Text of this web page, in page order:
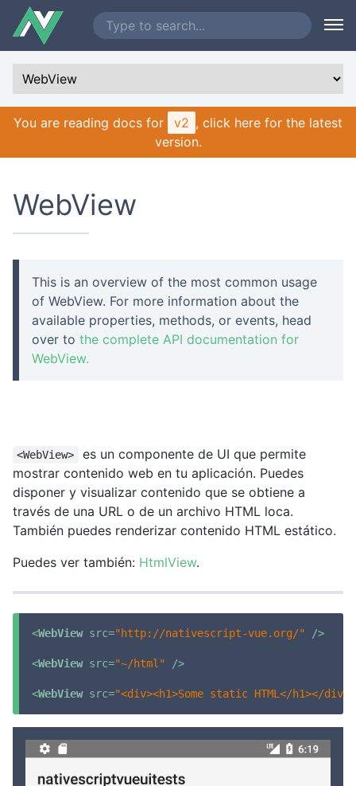
You are reading docs for v2 , click here for the latest
version.
WebView
This is an overview of the most common usage
of WebView. For more information about the
available properties, methods, or events, head
over to the complete API documentation for
WebView.
<WebView>
es un componente de UI que permite
mostrar contenido web en tu aplicación. Puedes
disponer y visualizar contenido que se obtiene a
través de una URL o de un archivo HTML loca.
También puedes renderizar contenido HTML estático.
Puedes ver también: HtmlView.
<WebView src="http://nativescript-vue.org/" />
<WebView src="~/html" />
<WebView src="<div><h1>Some static HTML</h1></div>"